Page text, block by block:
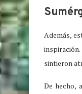
Además,
sintieron
De hecho,